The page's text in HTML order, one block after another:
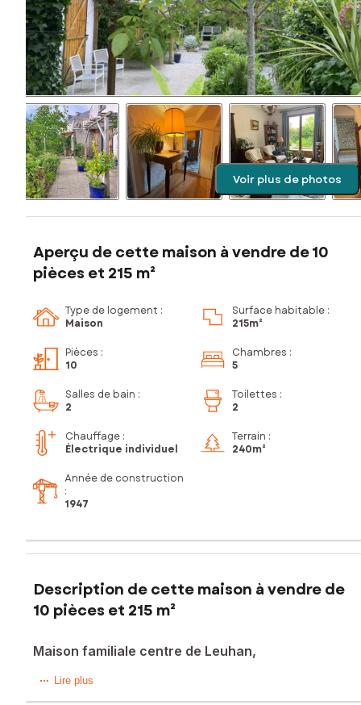
Voir plus de photos
Aperçu de cette maison à vendre de 10
pièces et 215 m²
Type de logement :
Maison
Surface habitable :
215m²
Pièces :
10
Chambres :
5
Salles de bain :
2
Toilettes :
2
Chauffage :
Électrique individuel
Terrain :
240m²
Année de construction
:
1947
Description de cette maison à vendre de
10 pièces et 215 m²
Maison familiale centre de Leuhan,
À Elliant (29370), découvrez cette spacieuse maison située
Lire plus